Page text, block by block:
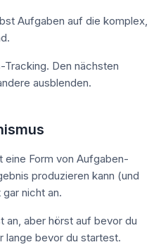
Aufgaben auf die komplex,
Den nächsten
ausblenden.
Form von Aufgaben-
produzieren kann (und
nicht an.
an, aber hörst auf bevor du
lange bevor du startest.